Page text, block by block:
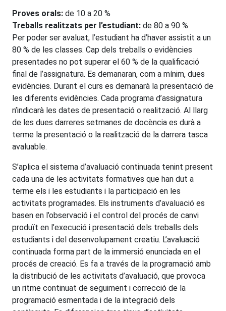
Proves orals: de 10 a 20 %
Treballs realitzats per l’estudiant: de 80 a 90 %
Per poder ser avaluat, l’estudiant ha d’haver assistit a un
80 % de les classes. Cap dels treballs o evidències
presentades no pot superar el 60 % de la qualificació
final de l’assignatura. Es demanaran, com a mínim, dues
evidències. Durant el curs es demanarà la presentació de
les diferents evidències. Cada programa d’assignatura
n’indicarà les dates de presentació o realització. Al llarg
de les dues darreres setmanes de docència es durà a
terme la presentació o la realització de la darrera tasca
avaluable.
S’aplica el sistema d’avaluació continuada tenint present
cada una de les activitats formatives que han dut a
terme els i les estudiants i la participació en les
activitats programades. Els instruments d’avaluació es
basen en l’observació i el control del procés de canvi
produït en l’execució i presentació dels treballs dels
estudiants i del desenvolupament creatiu. L’avaluació
continuada forma part de la immersió enunciada en el
procés de creació. Es fa a través de la programació amb
la distribució de les activitats d’avaluació, que provoca
un ritme continuat de seguiment i correcció de la
programació esmentada i de la integració dels